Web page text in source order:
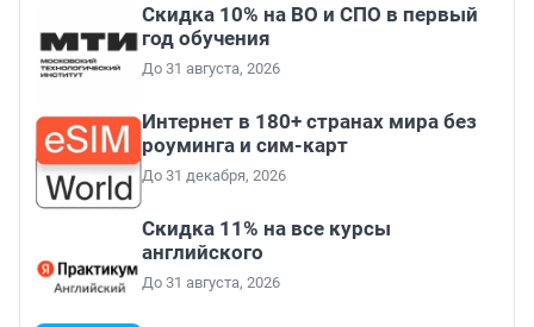
Скидка 10% на ВО и СПО в первый
год обучения
До 31 августа, 2026
Интернет в 180+ странах мира без
роуминга и сим-карт
До 31 декабря, 2026
Скидка 11% на все курсы
английского
До 31 августа, 2026